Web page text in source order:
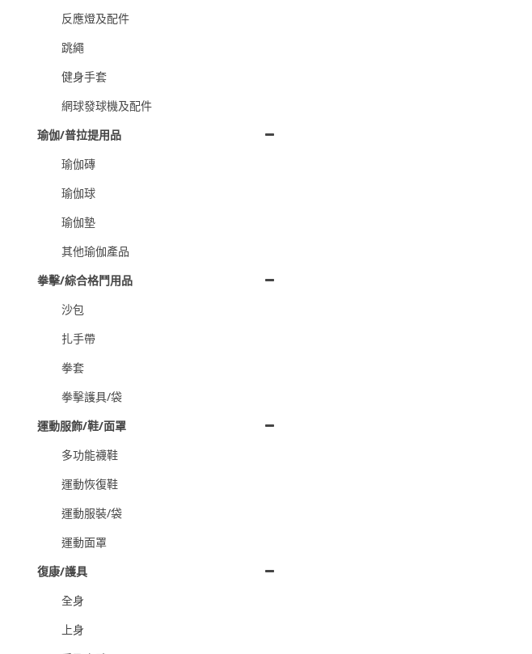
反應燈及配件
跳繩
健身手套
網球發球機及配件
瑜伽/普拉提用品
瑜伽磚
瑜伽球
瑜伽墊
其他瑜伽產品
拳擊/綜合格鬥用品
沙包
扎手帶
拳套
拳擊護具/袋
運動服飾/鞋/面罩
多功能襪鞋
運動恢復鞋
運動服裝/袋
運動面罩
復康/護具
全身
上身